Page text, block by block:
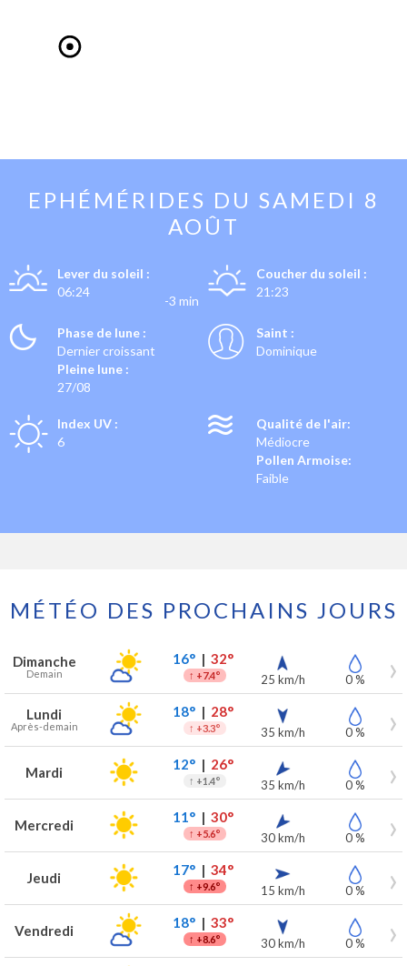
EPHÉMÉRIDES DU SAMEDI 8
AOÛT
Lever du soleil :
06:24
-3 min
Coucher du soleil :
21:23
Phase de lune :
Dernier croissant
Pleine lune :
27/08
Saint :
Dominique
Index UV :
6
Qualité de l'air:
Médiocre
Pollen Armoise:
Faible
MÉTÉO DES PROCHAINS JOURS
Prévisions météo à Camphin-en-Carembault pour les 7 prochains
Jour Météo Températures Vent Précipitations
Dimanche
Demain
16°| 32°
↑ +7.4° 25 km/h 0 %
Lundi
Après-demain
18°| 28°
↑ +3.3° 35 km/h 0 %
Mardi 12°| 26°
↑ +1.4° 35 km/h 0 %
Mercredi 11°| 30°
↑ +5.6° 30 km/h 0 %
Jeudi 17°| 34°
↑ +9.6° 15 km/h 0 %
Vendredi 18°| 33°
↑ +8.6° 30 km/h 0 %